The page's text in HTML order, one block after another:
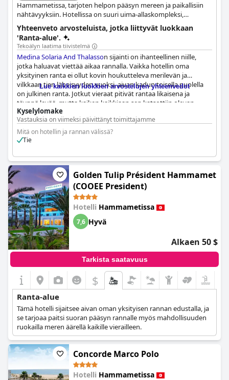
Hammametissa, tarjoten helpon pääsyn mereen ja paikallisiin
nähtävyyksiin. Hotellissa on suuri uima-allaskompleksi,
thalassoterapiakeskus ja monipuolisia ruokailumahdollisuuksia.
Asiakkaat arvostavat vilkasta ilmapiiriä ja tarjolla olevia
aktiviteetteja.
Yhteenveto arvosteluista, jotka liittyvät luokkaan
'Ranta-alue'.
Tekoälyn laatima tiivistelmä
Medina Solaria And Thalasson sijainti on ihanteellinen niille,
jotka haluavat viettää aikaa rannalla. Vaikka hotellin oma
yksityinen ranta ei ollut kovin houkutteleva merilevän ja
vilkkaan tien läheisyyden vuoksi, aivan kadun toisella puolella
on julkinen ranta. Jotkut vieraat pitivät rantaa likaisena ja
täynnä levää, mutta kaiken kaikkiaan sen katsottiin olevan
melko puhdas. Merinäköalat hotellista ovat yksinkertaisesti
henkeäsalpaavat, ja monet vieraat nauttivat iltakävelyistä veden
äärellä. Vaikka rannan puhtaus olisi voinut olla parempi, se ei
tuntunut heikentävän kokonaiskokemusta liikaa.
Lue kaikkien luokkien arvostelujen yhteenvedot
Kyselylomake
Vastauksia on viimeksi päivittänyt toimittajamme
Mitä on hotellin ja rannan välissä?
Tie
Golden Tulip Président Hammamet
(COOEE President)
Hotelli Hammametissa
7,6 Hyvä
Alkaen 50 $
Tarkista saatavuus
$
Ranta-alue
Tämä hotelli sijaitsee aivan oman yksityisen rannan edustalla, ja
se tarjoaa paitsi suoran pääsyn rannalle myös mahdollisuuden
ruokailla meren äärellä kaikille vierailleen.
Concorde Marco Polo
Hotelli Hammametissa